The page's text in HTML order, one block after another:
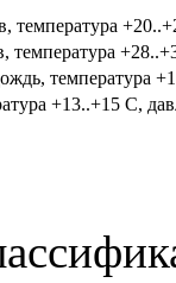
температура
температура
температура
+13..+15 С,